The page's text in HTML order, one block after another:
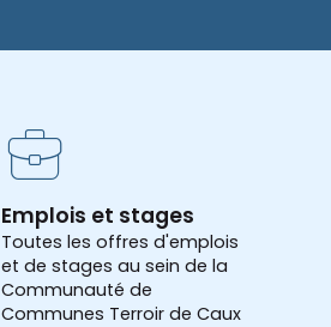
Emplois et stages
Toutes les offres d'emplois
et de stages au sein de la
Communauté de
Communes Terroir de Caux